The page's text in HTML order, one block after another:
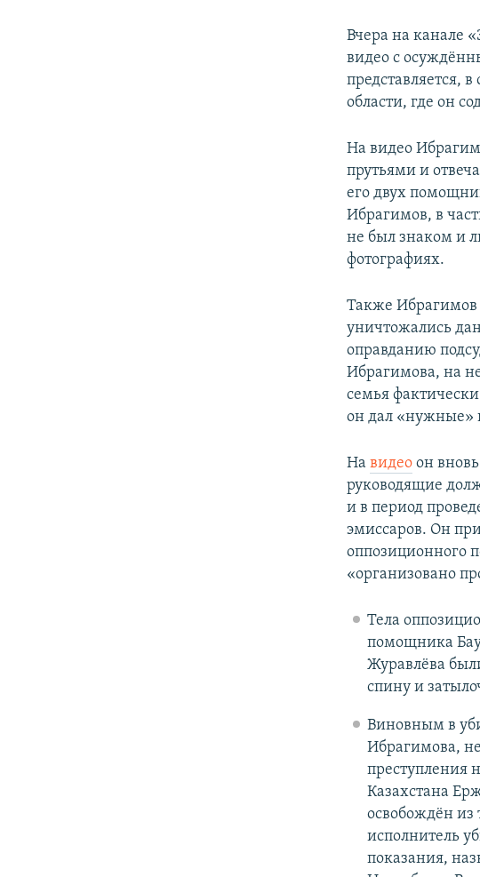
Вчера на канале
видео с
представляется,
области, где он
На видео
прутьями и
его двух
Ибрагимов, в
не был знаком и
фотографиях.
Также Ибрагимов
уничтожались
оправданию
Ибрагимова, на
семья
он дал «нужные»
На видео он
руководящие
и в период
эмиссаров. Он
оппозиционного
«организовано
Тела
помощника
Журавлёва
спину и
Виновным в
Ибрагимова,
преступления
Казахстана
освобождён
исполнитель
показания,